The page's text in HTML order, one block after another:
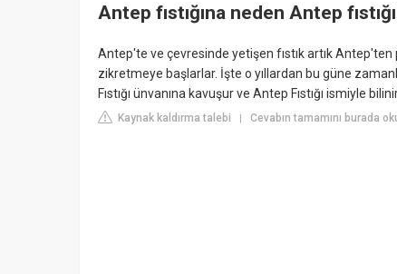
Antep fıstığına neden Antep
Antep'te ve çevresinde yetişen fıstık artık Antep'ten
zikretmeye başlarlar. İşte o yıllardan bu güne
Fıstığı ünvanına kavuşur ve Antep Fıstığı ismiyle
Kaynak kaldırma talebi Cevabın tamamını burada